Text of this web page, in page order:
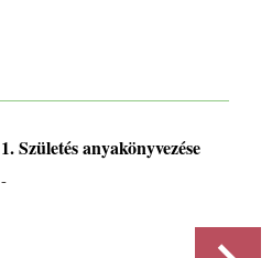
1. Születés anyakönyvezése
-